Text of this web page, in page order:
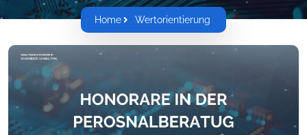
Home Wertorientierung